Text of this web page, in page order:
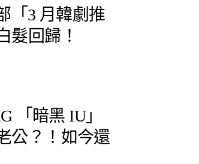
「3 月韓劇推
髮回歸！
「暗黑 IU」
公？！如今還